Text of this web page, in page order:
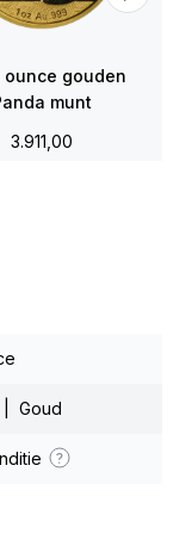
ounce gouden
munt
3.911,00
Goud